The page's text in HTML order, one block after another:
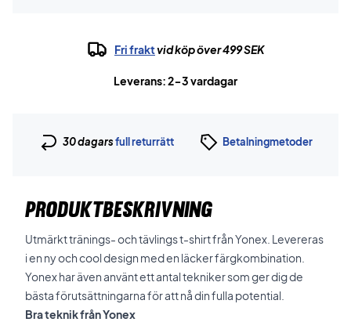
Fri fraktvid köp över 499 SEK
Leverans: 2-3 vardagar
30 dagarsfull returrätt Betalningmetoder
PRODUKTBESKRIVNING
Utmärkt tränings- och tävlings t-shirt från Yonex. Levereras
i en ny och cool design med en läcker färgkombination.
Yonex har även använt ett antal tekniker som ger dig de
bästa förutsättningarna för att nå din fulla potential.
Bra teknik från Yonex